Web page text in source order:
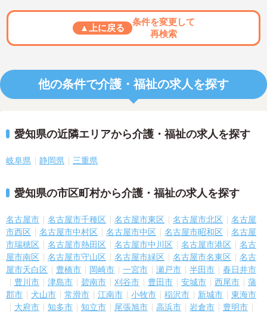
▲上に戻る
条件を変更して
再検索
他の条件で介護・福祉の求人を探す
愛知県の近隣エリアから介護・福祉の求人を探す
岐阜県 静岡県 三重県
愛知県の市区町村から介護・福祉の求人を探す
名古屋市 名古屋市千種区 名古屋市東区 名古屋市北区
名古屋
市西区
名古屋市中村区 名古屋市中区 名古屋市昭和区
名古屋
市瑞穂区
名古屋市熱田区 名古屋市中川区 名古屋市港区
名古
屋市南区
名古屋市守山区 名古屋市緑区 名古屋市名東区
名古
屋市天白区
豊橋市 岡崎市 一宮市 瀬戸市 半田市
春日井市
豊川市
津島市 碧南市 刈谷市 豊田市 安城市 西尾市
蒲
郡市
犬山市 常滑市 江南市 小牧市 稲沢市 新城市
東海市
大府市
知多市 知立市 尾張旭市 高浜市 岩倉市
豊明市